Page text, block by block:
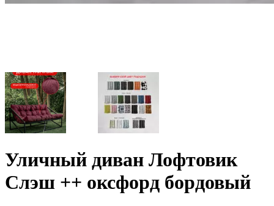
Уличный диван Лофтовик
Слэш ++ оксфорд бордовый